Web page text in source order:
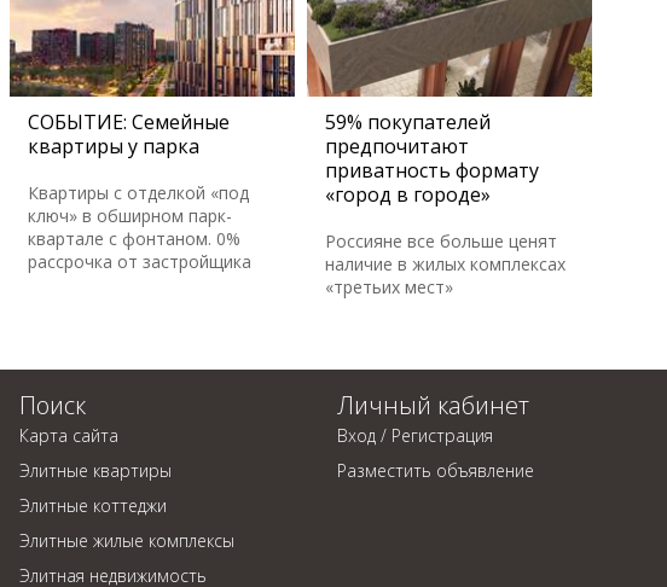
СОБЫТИЕ: Семейные
квартиры у парка
Квартиры с отделкой «под
ключ» в обширном парк-
квартале с фонтаном. 0%
рассрочка от застройщика
59% покупателей
предпочитают
приватность формату
«город в городе»
Россияне все больше ценят
наличие в жилых комплексах
«третьих мест»
Поиск
Карта сайта
Элитные квартиры
Элитные коттеджи
Элитные жилые комплексы
Элитная недвижимость
Личный кабинет
Вход / Регистрация
Разместить объявление